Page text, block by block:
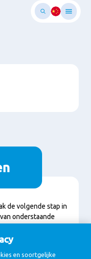
de volgende stap in
onderstaande
en soortgelijke